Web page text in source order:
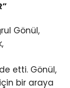
Gönül,
etti. Gönül,
için bir araya